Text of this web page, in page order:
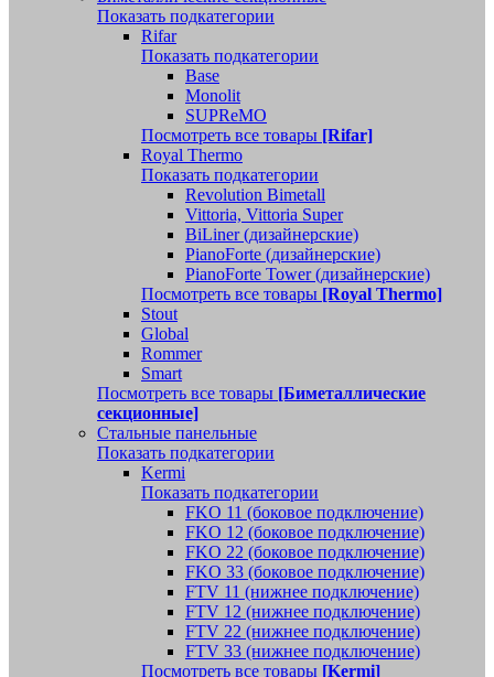
Показать подкатегории
Rifar
Показать подкатегории
Base
Monolit
SUPReMO
Посмотреть все товары [Rifar]
Royal Thermo
Показать подкатегории
Revolution Bimetall
Vittoria, Vittoria Super
BiLiner (дизайнерские)
PianoForte (дизайнерские)
PianoForte Tower (дизайнерские)
Посмотреть все товары [Royal Thermo]
Stout
Global
Rommer
Smart
Посмотреть все товары [Биметаллические
секционные]
Стальные панельные
Показать подкатегории
Kermi
Показать подкатегории
FKO 11 (боковое подключение)
FKO 12 (боковое подключение)
FKO 22 (боковое подключение)
FKO 33 (боковое подключение)
FTV 11 (нижнее подключение)
FTV 12 (нижнее подключение)
FTV 22 (нижнее подключение)
FTV 33 (нижнее подключение)
Посмотреть все товары [Kermi]